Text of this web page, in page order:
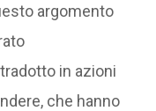
argomento
in azioni
che hanno